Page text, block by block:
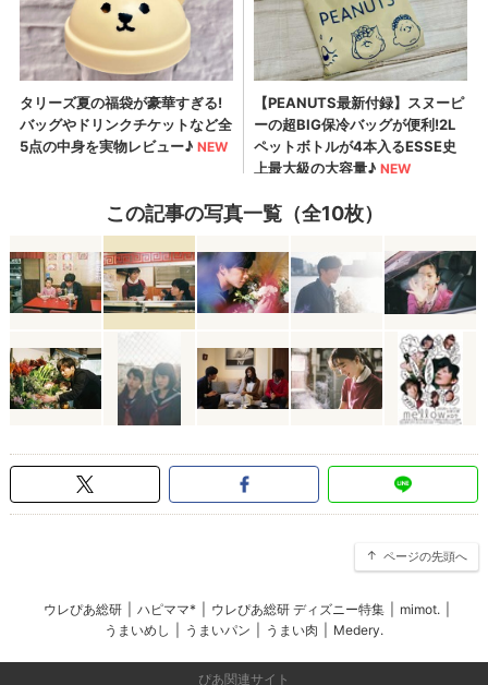
この記事の写真一覧（全10枚）
ページの先頭へ
ウレぴあ総研 ハピママ* ウレぴあ総研 ディズニー特集 mimot.
うまいめし
うまいパン うまい肉 Medery.
ぴあ関連サイト